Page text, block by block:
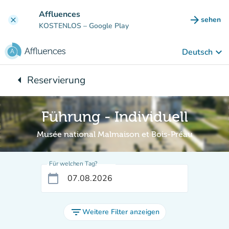
clear Affluences
KOSTENLOS – Google Play arrow_forward sehen
(new
Deutsch keyboard_arrow_down
arrow_leftZurück zu:
Reservierung
Führung - Individuell
Musée national Malmaison et Bois-Préau
Für welchen Tag?
calendar_today
filter_listWeitere Filter anzeigen